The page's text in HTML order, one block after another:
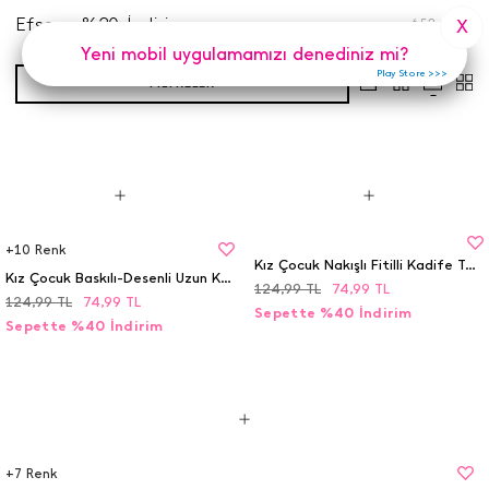
Efsane %20 İndirim 652 Adet
FILTRELER
Sepette %40 İndirim
74,99 TL
124,99 TL
+10 Renk
Kız Çocuk Baskılı-Desenli Uzun Kol Body - (7-11 Yaş)
Sepette %40 İndirim
74,99 TL
124,99 TL
Kız Çocuk Nakışlı Fitilli Kadife Tayt - 25546 (7-11 Yaş)
+7 Renk
Yeni mobil uygulamamızı denediniz mi?
X
Play Store >>>